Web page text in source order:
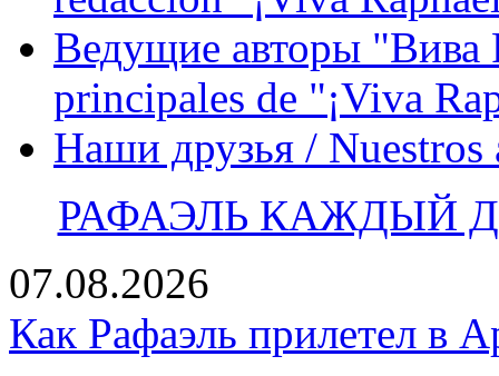
Ведущие авторы "Вива
principales de "¡Viva
Наши друзья / Nuestros
РАФАЭЛЬ КАЖДЫЙ
07.08.2026
Как Рафаэль прилетел в